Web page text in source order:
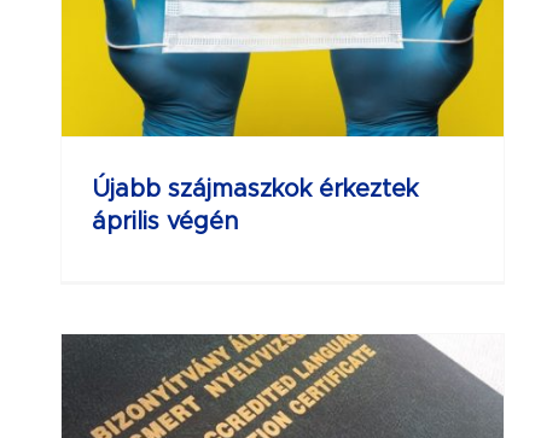
Újabb szájmaszkok érkeztek
április végén